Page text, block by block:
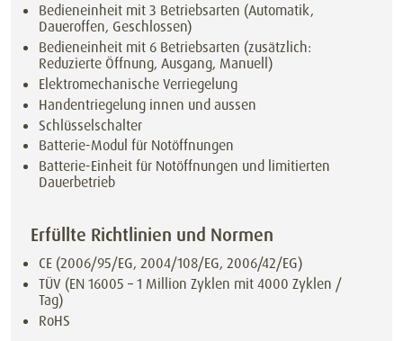
Bedieneinheit mit 3 Betriebsarten (Automatik,
Daueroffen, Geschlossen)
Bedieneinheit mit 6 Betriebsarten (zusätzlich:
Reduzierte Öffnung, Ausgang, Manuell)
Elektromechanische Verriegelung
Handentriegelung innen und aussen
Schlüsselschalter
Batterie-Modul für Notöffnungen
Batterie-Einheit für Notöffnungen und limitierten
Dauerbetrieb
Erfüllte Richtlinien und Normen
CE (2006/95/EG, 2004/108/EG, 2006/42/EG)
TÜV (EN 16005 – 1 Million Zyklen mit 4000 Zyklen /
Tag)
RoHS